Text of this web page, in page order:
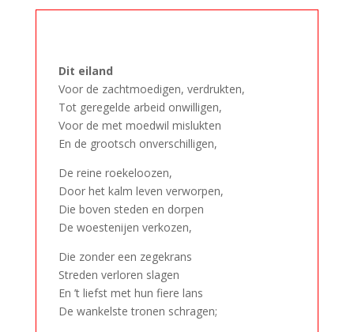
Dit eiland
Voor de zachtmoedigen, verdrukten,
Tot geregelde arbeid onwilligen,
Voor de met moedwil mislukten
En de grootsch onverschilligen,
De reine roekeloozen,
Door het kalm leven verworpen,
Die boven steden en dorpen
De woestenijen verkozen,
Die zonder een zegekrans
Streden verloren slagen
En ’t liefst met hun fiere lans
De wankelste tronen schragen;